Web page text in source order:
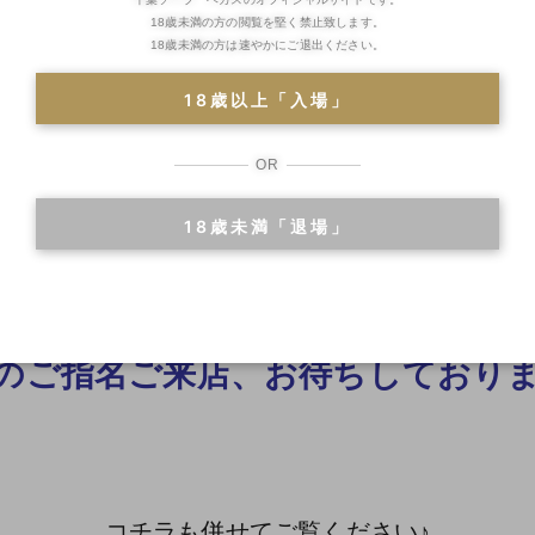
詳細なシステムはコチラ
ご指名ご来店、お待ちしており
18歳未満の方の閲覧を堅く禁止致します。
18歳未満の方は速やかにご退出ください。
18歳以上「入場」
OR
18歳未満「退場」